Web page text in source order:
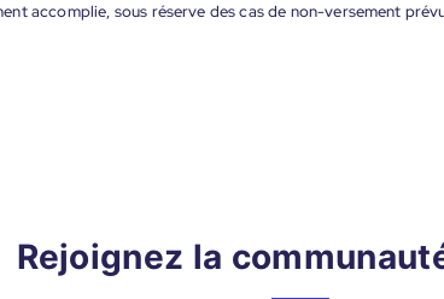
accomplie, sous réserve des cas de non-versement
Rejoignez la